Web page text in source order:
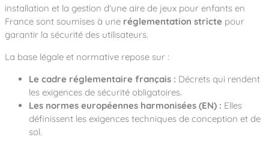
installation et la gestion d'une aire de jeux pour enfants en
France sont soumises à une réglementation stricte pour
garantir la sécurité des utilisateurs.
La base légale et normative repose sur :
Le cadre réglementaire français : Décrets qui rendent
les exigences de sécurité obligatoires.
Les normes européennes harmonisées (EN) : Elles
définissent les exigences techniques de conception et de
sol.